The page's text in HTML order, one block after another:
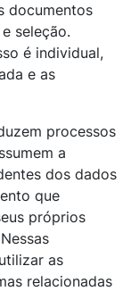
documentos
seleção.
é individual,
e as
processos
a
dos dados
que
próprios
as
relacionadas